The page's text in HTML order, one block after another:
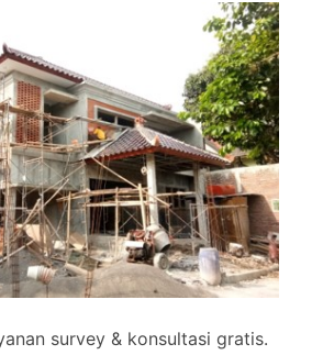
survey & konsultasi gratis.